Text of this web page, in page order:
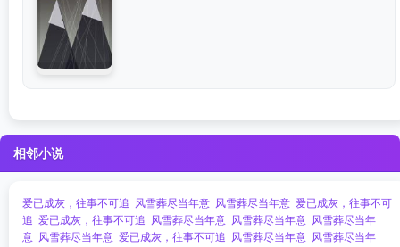
相邻小说
爱已成灰，往事不可追 风雪葬尽当年意 风雪葬尽当年意 爱已成灰，往事不可
追 爱已成灰，往事不可追 风雪葬尽当年意 风雪葬尽当年意 风雪葬尽当年
意 风雪葬尽当年意 爱已成灰，往事不可追 风雪葬尽当年意 风雪葬尽当年